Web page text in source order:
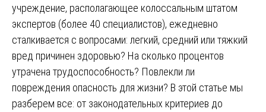
учреждение, располагающее колоссальным штатом
экспертов (более 40 специалистов), ежедневно
сталкивается с вопросами: легкий, средний или тяжкий
вред причинен здоровью? На сколько процентов
утрачена трудоспособность? Повлекли ли
повреждения опасность для жизни? В этой статье мы
разберем все: от законодательных критериев до